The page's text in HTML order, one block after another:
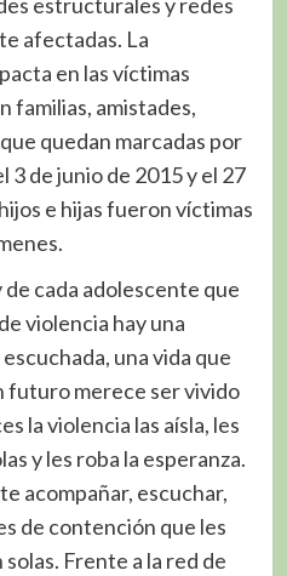
estructurales y redes
afectadas. La
en las víctimas
familias, amistades,
quedan marcadas por
3 de junio de 2015 y el 27
e hijas fueron víctimas
cada adolescente que
violencia hay una
una vida que
futuro merece ser vivido
la violencia las aísla, les
y les roba la esperanza.
acompañar, escuchar,
de contención que les
Frente a la red de